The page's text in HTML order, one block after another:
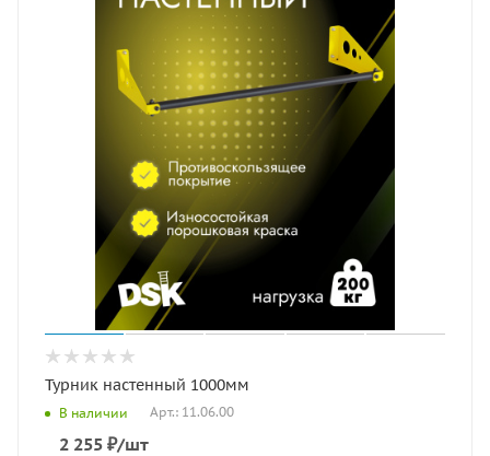
Турник настенный 1000мм
В наличии Арт.: 11.06.00
2 255 ₽/шт